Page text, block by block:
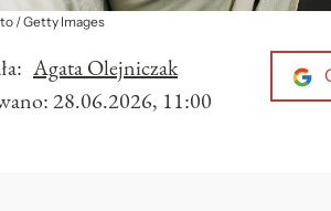
/ Getty Images
Agata Olejniczak
28.06.2026, 11:00